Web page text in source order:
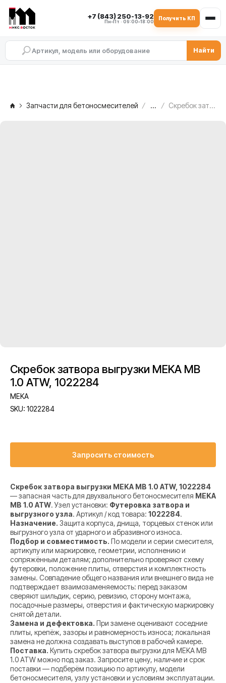
+7 (843) 250-13-92
Пн–Пт · 09:00–18:00
Получить КП
Найти
Запчасти для бетоносмесителей ... Скребок затвора выгрузки MEKA MB 1.0 ATW, 1022284
Скребок затвора выгрузки MEKA MB
1.0 ATW, 1022284
MEKA
SKU: 1022284
Запросить стоимость
Скребок затвора выгрузки MEKA MB 1.0 ATW, 1022284
— запасная часть для двухвального бетоносмесителя MEKA
MB 1.0 ATW. Узел установки: Футеровка затвора и
выгрузного узла. Артикул / код товара: 1022284.
Назначение. Защита корпуса, днища, торцевых стенок или
выгрузного узла от ударного и абразивного износа.
Подбор и совместимость. По модели и серии смесителя,
артикулу или маркировке, геометрии, исполнению и
сопряжённым деталям; дополнительно проверяют схему
футеровки, положение плиты, отверстия и комплектность
замены. Совпадение общего названия или внешнего вида не
подтверждает взаимозаменяемость: перед заказом
сверяют шильдик, серию, ревизию, сторону монтажа,
посадочные размеры, отверстия и фактическую маркировку
снятой детали.
Замена и дефектовка. При замене оценивают соседние
плиты, крепёж, зазоры и равномерность износа; локальная
замена не должна создавать выступов в рабочей камере.
Поставка. Купить скребок затвора выгрузки для MEKA MB
1.0 ATW можно под заказ. Запросите цену, наличие и срок
поставки — подберём позицию по артикулу, модели
бетоносмесителя, узлу установки и условиям эксплуатации.